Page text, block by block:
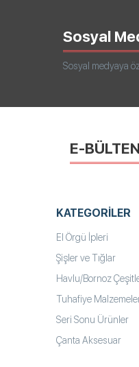
Sosyal
Sosyal medyaya
E-
KATEGORILER
El Örgü İpleri
Şişler ve Tığlar
Havlu/Bornoz
Tuhafiye
Seri Sonu Ürünler
Çanta Aksesuar